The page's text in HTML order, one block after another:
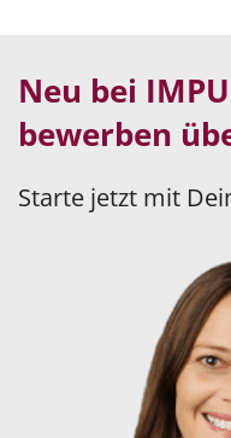
Neu bei
bewerben
Starte jetzt mit